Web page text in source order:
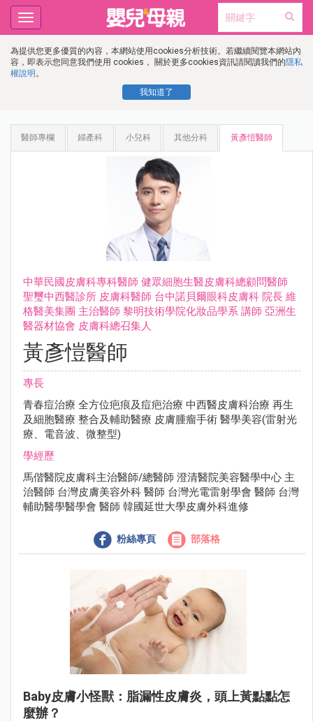
為提供您更多優質的內容，本網站使用cookies分析技術。若繼續閱覽本網站內
容，即表示您同意我們使用 cookies， 關於更多cookies資訊請閱讀我們的隱私
權說明 。
我知道了
Toggle
navigation
醫師專欄 婦產科 小兒科 其他分科 黃彥愷醫師
中華⺠國⽪膚科專科醫師 健眾細胞⽣醫⽪膚科總顧問醫師
聖璽中⻄醫診所 ⽪膚科醫師 台中諾⾙爾眼科⽪膚科 院長 維
格醫美集團 主治醫師 黎明技術學院化妝品學系 講師 亞洲⽣
醫器材協會 ⽪膚科總召集⼈
黃彥愷醫師
專長
青春痘治療 全⽅位疤痕及痘疤治療 中⻄醫⽪膚科治療 再⽣
及細胞醫療 整合及輔助醫療 ⽪膚腫瘤⼿術 醫學美容(雷射光
療、電⾳波、微整型)
學經歷
⾺偕醫院⽪膚科主治醫師/總醫師 澄清醫院美容醫學中⼼ 主
治醫師 台灣⽪膚美容外科 醫師 台灣光電雷射學會 醫師 台灣
輔助醫學醫學會 醫師 韓國延世⼤學⽪膚外科進修
粉絲專頁 部落格
Baby皮膚小怪獸：脂漏性皮膚炎，頭上黃點點怎
麼辦？